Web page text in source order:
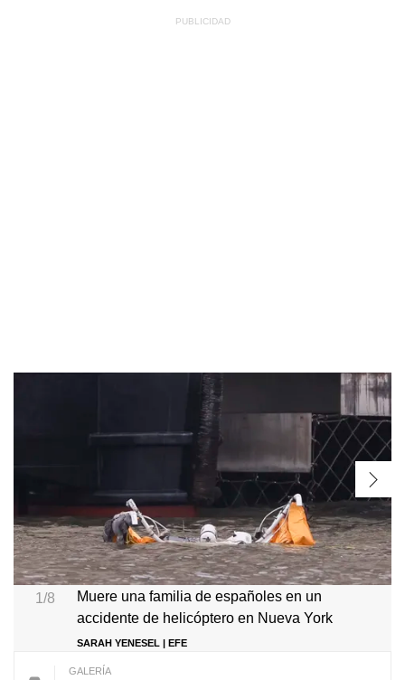
1/8
Muere una familia de españoles en un
accidente de helicóptero en Nueva York
SARAH YENESEL | EFE